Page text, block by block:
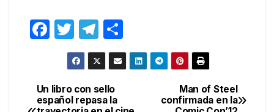
F
e
b
T
w
itt
er
T
el
e
gr
a
o
m
ar
Navegación
Man of Steel
confirmada en la
Un libro con sello
español repasa la